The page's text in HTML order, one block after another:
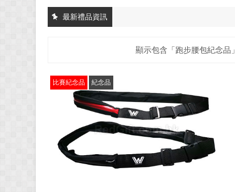
最新禮品資訊
顯示包含「跑步腰包紀念品」
比賽紀念品 紀念品